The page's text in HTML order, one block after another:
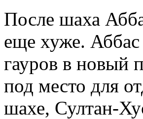
После шаха
еще хуже.
гауров в новый
под место для
шахе, Султан-